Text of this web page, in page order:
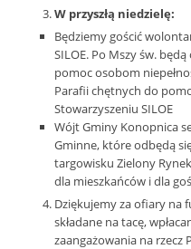
W przyszłą niedzielę:
Będziemy gościć
SILOE. Po Mszy św.
pomoc osobom
Parafii chętnych do
Stowarzyszeniu SILOE
Wójt Gminy Konopnica
Gminne, które odbędą
targowisku Zielony
dla mieszkańców i dla
Dziękujemy za ofiary na
składane na tacę,
zaangażowania na rzecz